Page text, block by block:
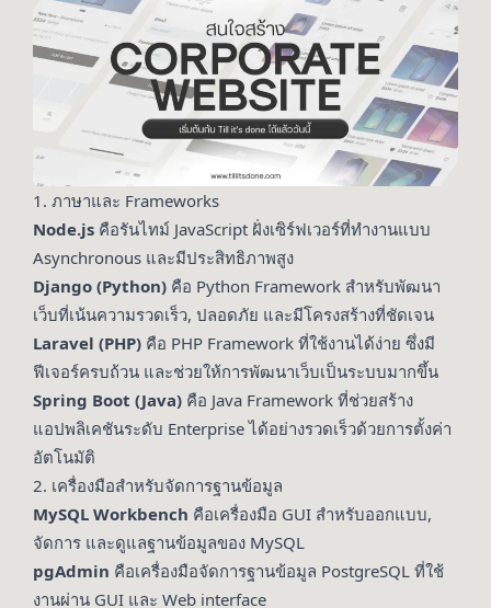
1. ภาษาและ Frameworks
Node.js คือรันไทม์ JavaScript ฝั่งเซิร์ฟเวอร์ที่ทำงานแบบ
Asynchronous และมีประสิทธิภาพสูง
Django (Python) คือ Python Framework สำหรับพัฒนา
เว็บที่เน้นความรวดเร็ว, ปลอดภัย และมีโครงสร้างที่ชัดเจน
Laravel (PHP) คือ PHP Framework ที่ใช้งานได้ง่าย ซึ่งมี
ฟีเจอร์ครบถ้วน และช่วยให้การพัฒนาเว็บเป็นระบบมากขึ้น
Spring Boot (Java) คือ Java Framework ที่ช่วยสร้าง
แอปพลิเคชันระดับ Enterprise ได้อย่างรวดเร็วด้วยการตั้งค่า
อัตโนมัติ
2. เครื่องมือสำหรับจัดการฐานข้อมูล
MySQL Workbench คือเครื่องมือ GUI สำหรับออกแบบ,
จัดการ และดูแลฐานข้อมูลของ MySQL
pgAdmin คือเครื่องมือจัดการฐานข้อมูล PostgreSQL ที่ใช้
งานผ่าน GUI และ Web interface